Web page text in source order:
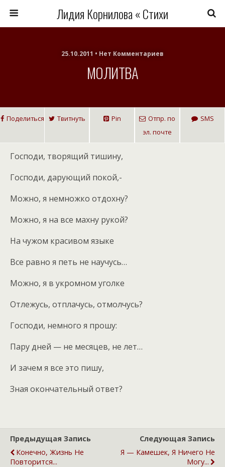
Лидия Корнилова « Стихи
25.10.2011 • Нет Комментариев
МОЛИТВА
Поделиться Твитнуть Pin
Отпр. по
эл. почте
SMS
Господи, творящий тишину,
Господи, дарующий покой,-
Можно, я немножко отдохну?
Можно, я на все махну рукой?
На чужом красивом языке
Все равно я петь не научусь…
Можно, я в укромном уголке
Отлежусь, отплачусь, отмолчусь?
Господи, немного я прошу:
Пару дней — не месяцев, не лет…
И зачем я все это пишу,
Зная окончательный ответ?
Предыдущая Запись
Конечно, Жизнь Не
Повторится...
Следующая Запись
Я — Камешек, Я Ничего Не
Могу...